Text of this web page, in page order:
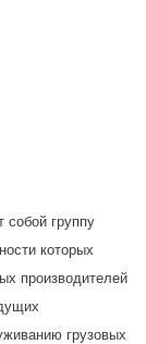
группу
которых
производителей
грузовых